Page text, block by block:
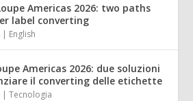
Americas 2026: two paths
label converting
| English
Americas 2026: due soluzioni
il converting delle etichette
|Tecnologia